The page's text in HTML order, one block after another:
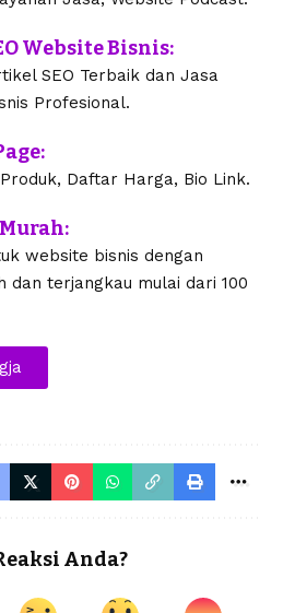
Website Bisnis:
SEO Terbaik dan Jasa
Profesional.
Daftar Harga, Bio Link.
website bisnis dengan
dan terjangkau mulai dari 100
Anda?